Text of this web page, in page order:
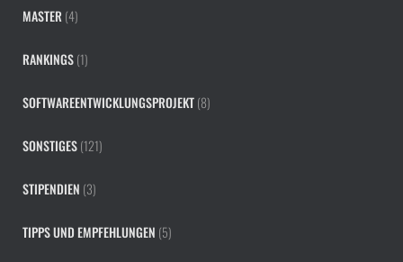
MASTER (4)
RANKINGS(1)
SOFTWAREENTWICKLUNGSPROJEKT(8)
SONSTIGES(121)
STIPENDIEN (3)
TIPPS UND EMPFEHLUNGEN (5)